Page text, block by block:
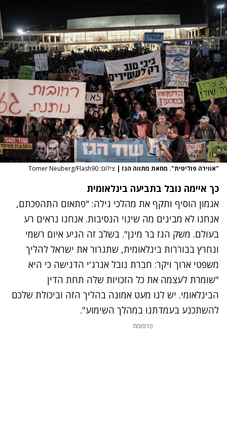
"אווירה פוליטית". מחאת מתווה הגז | צילום: Tomer Neuberg/Flash90
כך איימה נובל בתביעה בינלאומית
אגמון הוסיף ותקף את מהלכי גילה: "פתאום התהפכתם,
אנחנו לא מבינים מה שינוי הנסיבות. אנחנו נראים רע
בעולם. משק הגז בר מינן". בשלב זה הגיע איום רשמי
ונחרץ בבוררות בינלאומית, שתגרור את ישראל להליך
משפטי ארוך ויקר: חברת נובל אנרג'י הדגישה כי היא
"שומרת לעצמה את כל הזכויות שלה תחת הדין
הבינלאומי. יש לנו מעט אמונה בהליך הזה וביכולת שלכם
להשתכנע בעמדתנו במהלך השימוע".
פרסומת